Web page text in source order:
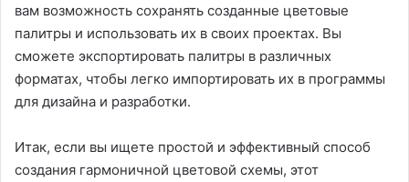
вам возможность сохранять созданные цветовые
палитры и использовать их в своих проектах. Вы
сможете экспортировать палитры в различных
форматах, чтобы легко импортировать их в программы
для дизайна и разработки.
Итак, если вы ищете простой и эффективный способ
создания гармоничной цветовой схемы, этот